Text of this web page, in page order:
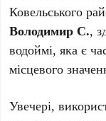
Ковельського
Володимир С.,
водоймі, яка є
місцевого
Увечері,